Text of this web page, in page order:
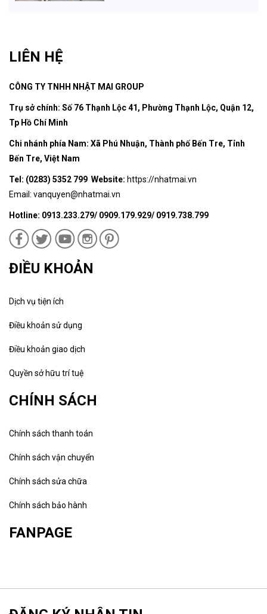
LIÊN HỆ
CÔNG TY TNHH NHẬT MAI GROUP
Trụ sở chính: Số 76 Thạnh Lộc 41, Phường Thạnh Lộc, Quận 12,
Tp Hồ Chí Minh
Chi nhánh phía Nam: Xã Phú Nhuận, Thành phố Bến Tre, Tỉnh
Bến Tre, Việt Nam
Tel: (0283) 5352 799 Website: https://nhatmai.vn
Email: vanquyen@nhatmai.vn
Hotline: 0913.233.279/ 0909.179.929/ 0919.738.799
ĐIỀU KHOẢN
Dịch vụ tiện ích
Điều khoản sử dụng
Điều khoản giao dịch
Quyền sở hữu trí tuệ
CHÍNH SÁCH
Chính sách thanh toán
Chính sách vận chuyển
Chính sách sửa chữa
Chính sách bảo hành
FANPAGE